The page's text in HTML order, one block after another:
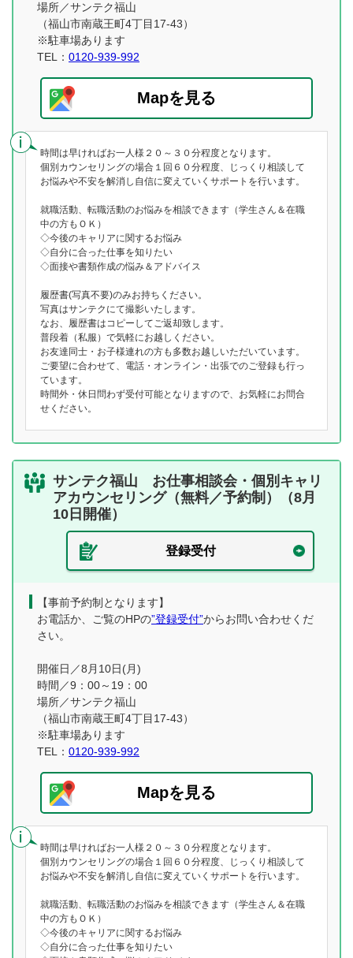
場所／サンテク福山
（福山市南蔵王町4丁目17-43）
※駐車場あります
TEL： 0120-939-992
Mapを見る
時間は早ければお一人様２０～３０分程度となります。
個別カウンセリングの場合１回６０分程度、じっくり相談して
お悩みや不安を解消し自信に変えていくサポートを行います。
就職活動、転職活動のお悩みを相談できます（学生さん＆在職
中の方もＯＫ）
◇今後のキャリアに関するお悩み
◇自分に合った仕事を知りたい
◇面接や書類作成の悩み＆アドバイス
履歴書(写真不要)のみお持ちください。
写真はサンテクにて撮影いたします。
なお、履歴書はコピーしてご返却致します。
普段着（私服）で気軽にお越しください。
お友達同士・お子様連れの方も多数お越しいただいています。
ご要望に合わせて、電話・オンライン・出張でのご登録も行っ
ています。
時間外・休日問わず受付可能となりますので、お気軽にお問合
せください。
サンテク福山 お仕事相談会・個別キャリ
アカウンセリング（無料／予約制）（8月
10日開催）
登録受付
【事前予約制となります】
お電話か、ご覧のHPの”登録受付”からお問い合わせくだ
さい。
開催日／8月10日(月)
時間／9：00～19：00
場所／サンテク福山
（福山市南蔵王町4丁目17-43）
※駐車場あります
TEL： 0120-939-992
Mapを見る
時間は早ければお一人様２０～３０分程度となります。
個別カウンセリングの場合１回６０分程度、じっくり相談して
お悩みや不安を解消し自信に変えていくサポートを行います。
就職活動、転職活動のお悩みを相談できます（学生さん＆在職
中の方もＯＫ）
◇今後のキャリアに関するお悩み
◇自分に合った仕事を知りたい